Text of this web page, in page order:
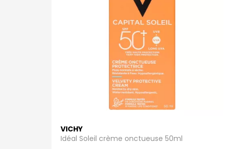
VICHY
Idéal Soleil crème onctueuse 50ml